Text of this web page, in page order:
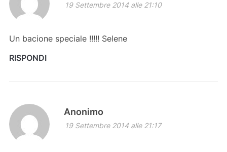
19 Settembre 2014 alle 21:10
Un bacione speciale !!!!! Selene
RISPONDI
Anonimo
19 Settembre 2014 alle 21:17